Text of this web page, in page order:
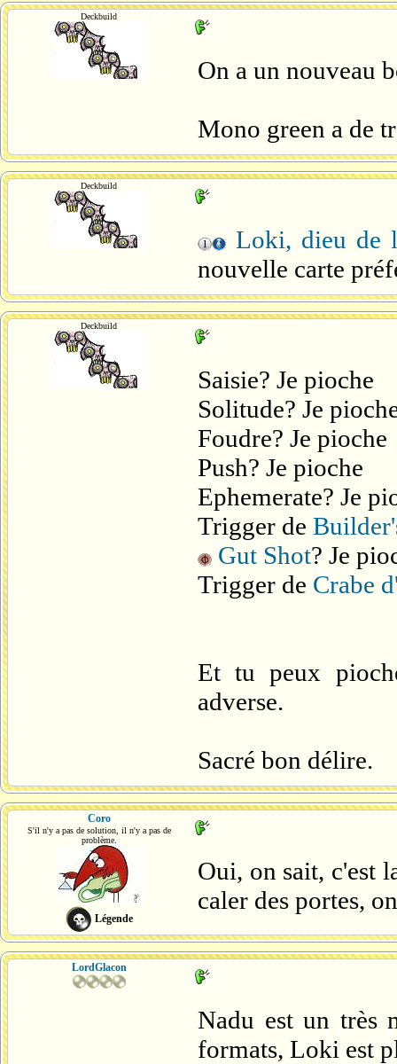
Deckbuild
On a un nouveau
Mono green a de
Deckbuild
Loki, dieu de
nouvelle carte
Deckbuild
Saisie? Je pioche
Solitude? Je
Foudre? Je pioche
Push? Je pioche
Ephemerate? Je
Trigger de
Gut Shot? Je
Trigger de Crabe
Et tu peux
adverse.
Sacré bon délire.
Coro
S'il n'y a pas de solution, il n'y a pas de
problème.
Légende
Oui, on sait, c'est
caler des portes,
LordGlacon
Nadu est un très
formats, Loki est